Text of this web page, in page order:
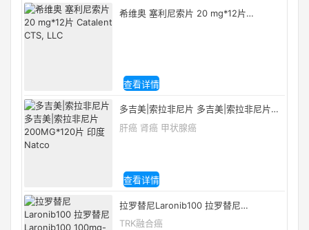
希维奥 塞利尼索片 20 mg*12片
查看详情
多吉美|索拉非尼片 多吉美|索拉非尼片
200MG*120片 印度Natco
肝癌 肾癌 甲状腺癌
查看详情
拉罗替尼Laronib100 拉罗替尼
Laronib100 100mg-30胶囊/盒 孟加拉珠
TRK融合癌